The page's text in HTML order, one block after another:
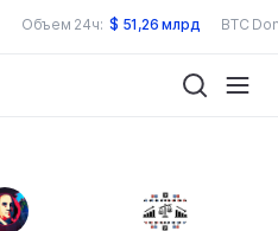
Объем 24ч: $ 51,26 млрд BTC